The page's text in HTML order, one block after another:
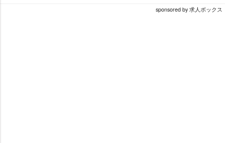
sponsored by 求人ボックス